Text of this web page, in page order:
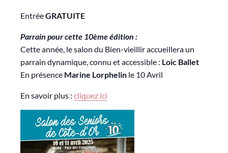
EntréeGRATUITE
Parrain pour cette 10ème édition :
Cette année, le salon du Bien-vieillir accueillera un
parrain dynamique, connu et accessible : Loic Ballet
En présence Marine Lorphelin le 10 Avril
En savoir plus : cliquez ici